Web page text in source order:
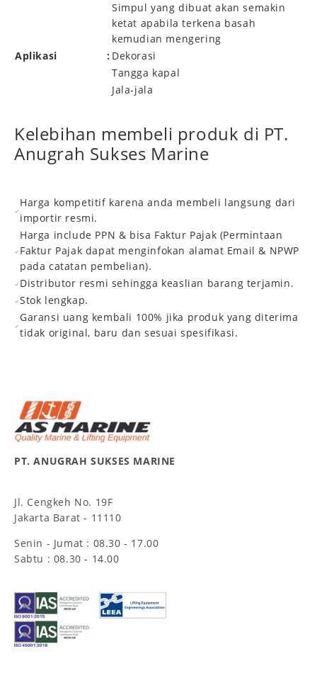
Simpul yang dibuat akan semakin
ketat apabila terkena basah
kemudian mengering
Aplikasi
: Dekorasi
Tangga kapal
Jala-jala
Kelebihan membeli produk di PT.
Anugrah Sukses Marine
Harga kompetitif karena anda membeli langsung dari
importir resmi.
Harga include PPN & bisa Faktur Pajak (Permintaan
Faktur Pajak dapat menginfokan alamat Email & NPWP
pada catatan pembelian).
Distributor resmi sehingga keaslian barang terjamin.
Stok lengkap.
Garansi uang kembali 100% jika produk yang diterima
tidak original, baru dan sesuai spesifikasi.
PT. ANUGRAH SUKSES MARINE
Jl. Cengkeh No. 19F
Jakarta Barat - 11110
Senin - Jumat : 08.30 - 17.00
Sabtu : 08.30 - 14.00